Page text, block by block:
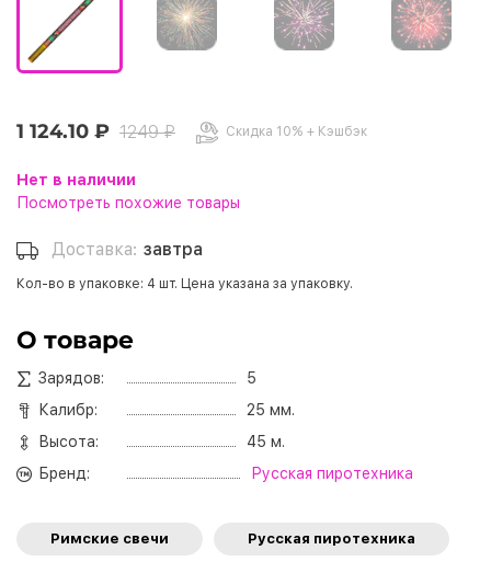
1 124.10 ₽ 1249 ₽ Скидка 10% + Кэшбэк
Нет в наличии
Посмотреть похожие товары
Кол-во в упаковке: 4 шт. Цена указана за упаковку.
Доставка: завтра
О товаре
Зарядов:
5
Калибр:
25 мм.
Высота:
45 м.
Бренд:
Русская пиротехника
Римские свечи Русская пиротехника